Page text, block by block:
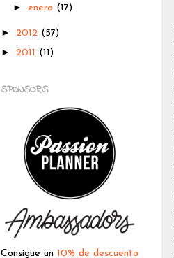
►enero (17)
► 2012 (57)
► 2011 (11)
SPONSORS
Consigue un 10% de descuento